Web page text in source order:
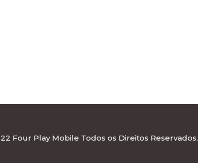
Four Play Mobile Todos os Direitos Reservados.